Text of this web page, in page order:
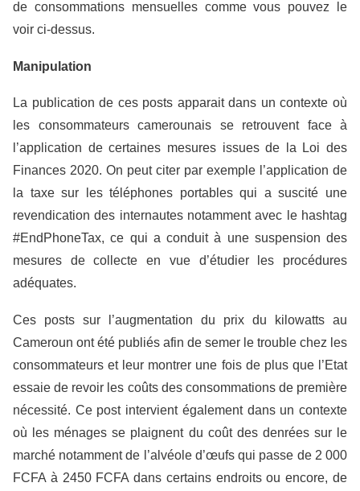
de consommations mensuelles comme vous pouvez le
voir ci-dessus.
Manipulation
La publication de ces posts apparait dans un contexte où
les consommateurs camerounais se retrouvent face à
l’application de certaines mesures issues de la Loi des
Finances 2020. On peut citer par exemple l’application de
la taxe sur les téléphones portables qui a suscité une
revendication des internautes notamment avec le hashtag
#EndPhoneTax, ce qui a conduit à une suspension des
mesures de collecte en vue d’étudier les procédures
adéquates.
Ces posts sur l’augmentation du prix du kilowatts au
Cameroun ont été publiés afin de semer le trouble chez les
consommateurs et leur montrer une fois de plus que l’Etat
essaie de revoir les coûts des consommations de première
nécessité. Ce post intervient également dans un contexte
où les ménages se plaignent du coût des denrées sur le
marché notamment de l’alvéole d’œufs qui passe de 2 000
FCFA à 2450 FCFA dans certains endroits ou encore, de